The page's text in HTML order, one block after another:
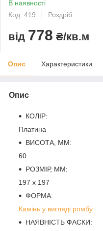
В наявності
Код: 419
Роздріб
від 778 ₴/кв.м
Опис Характеристики
Опис
КОЛІР:
Платина
ВИСОТА, ММ:
60
РОЗМІР, ММ:
197 х 197
ФОРМА:
Камінь у вигляді ромбу
НАЯВНІСТЬ ФАСКИ: